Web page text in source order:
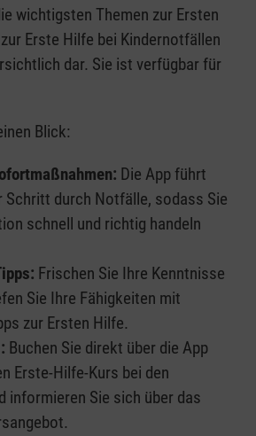
wichtigsten Themen zur Ersten
Erste Hilfe bei Kindernotfällen
dar. Sie ist verfügbar für
Blick:
Die App führt
Schritt durch Notfälle, sodass Sie
schnell und richtig handeln
Frischen Sie Ihre Kenntnisse
Sie Ihre Fähigkeiten mit
zur Ersten Hilfe.
Buchen Sie direkt über die App
Erste-Hilfe-Kurs bei den
informieren Sie sich über das